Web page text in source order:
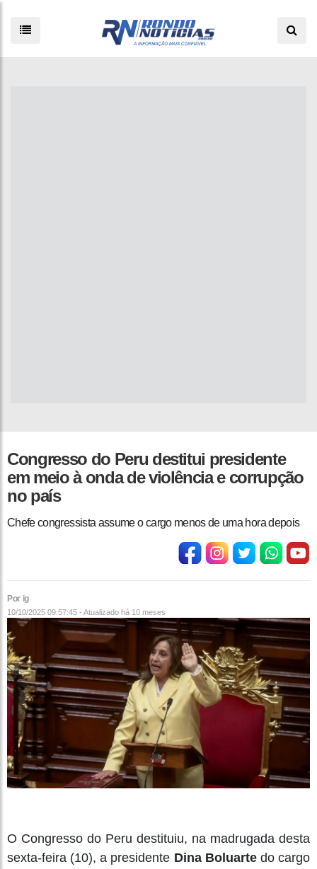
Congresso do Peru destitui presidente
em meio à onda de violência e corrupção
no país
Chefe congressista assume o cargo menos de uma hora depois
Por ig
10/10/2025 09:57:45 - Atualizado há 10 meses
O Congresso do Peru destituiu, na madrugada desta
sexta-feira (10), a presidente Dina Boluartedo cargo